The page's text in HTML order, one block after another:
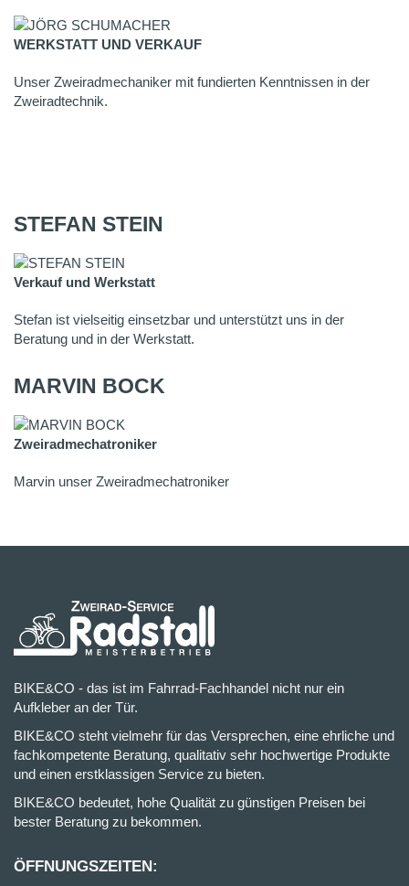
WERKSTATT UND VERKAUF
Unser Zweiradmechaniker mit fundierten Kenntnissen in der
Zweiradtechnik.
STEFAN STEIN
Verkauf und Werkstatt
Stefan ist vielseitig einsetzbar und unterstützt uns in der
Beratung und in der Werkstatt.
MARVIN BOCK
Zweiradmechatroniker
Marvin unser Zweiradmechatroniker
BIKE&CO - das ist im Fahrrad-Fachhandel nicht nur ein
Aufkleber an der Tür.
BIKE&CO steht vielmehr für das Versprechen, eine ehrliche und
fachkompetente Beratung, qualitativ sehr hochwertige Produkte
und einen erstklassigen Service zu bieten.
BIKE&CO bedeutet, hohe Qualität zu günstigen Preisen bei
bester Beratung zu bekommen.
ÖFFNUNGSZEITEN: